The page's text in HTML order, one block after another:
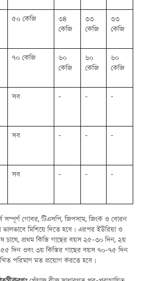
৫০ কেজি
৩৪
কেজি
৩৩
কেজি
৩৩
কেজি
৭০ কেজি
৬০
কেজি
৬০
কেজি
৬০
কেজি
সব - - -
সব - - -
সব - - -
সম্পূর্ণ গোবর, টিএসপি, জিপসাম, জিংক ও বোরন
ভালভাবে মিশিয়ে দিতে হবে। এরপর ইউরিয়া ও
চাষে, প্রথম কিস্তি গাছের বয়স ২৫-৩০ দিন, ২য়
দিন ওবং ৩য় কিস্তির গাছের বয়স ৭০-৭৫ দিন
পরিমাণ মত প্রয়োগ করতে হবে।